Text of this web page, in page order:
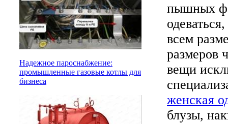
Надежное пароснабжение:
промышленные газовые котлы для
бизнеса
пышных
всем
размеров
вещи
женская
блузы,